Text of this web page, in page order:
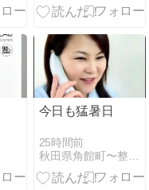
今日も猛暑日
25時間前
秋田県角館町〜整体バカ一代〜